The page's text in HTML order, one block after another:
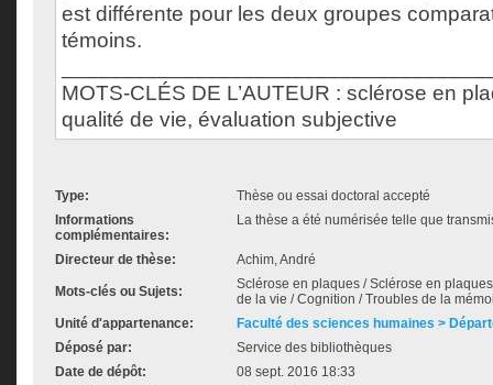
est différente pour les deux groupes
témoins.
MOTS-CLÉS DE L’AUTEUR : sclérose en
qualité de vie, évaluation subjective
Type:
Thèse ou essai doctoral accepté
Informations
complémentaires:
La thèse a été numérisée telle que
Directeur de thèse: Achim, André
Mots-clés ou Sujets:
Sclérose en plaques / Sclérose en
de la vie / Cognition / Troubles de la
Unité d'appartenance:
Faculté des sciences humaines >
Déposé par:
Service des bibliothèques
Date de dépôt:
08 sept. 2016 18:33